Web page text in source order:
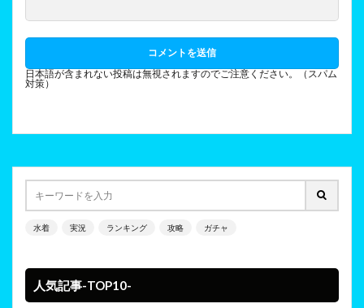
日本語が含まれない投稿は無視されますのでご注意ください。（スパム
対策）
水着 実況 ランキング 攻略 ガチャ
人気記事-TOP10-